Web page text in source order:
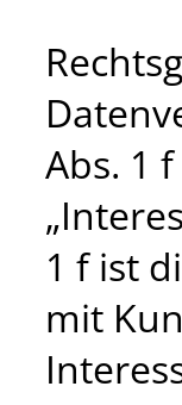
Abs. 1
1 f ist
mit